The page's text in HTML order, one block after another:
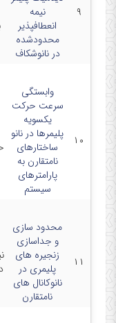
۹
نیمه
انعطافپذیر
محدودشده
در نانوشکاف
۱۰
وابستگی
سرعت حرکت
یکسویه
پلیمرها در نانو
ساختارهای
نامتقارن به
پارامترهای
سیستم
۱۱
محدود سازی
و جداسازی
زنجیره های
پلیمری در
نانوکانال های
نامتقارن